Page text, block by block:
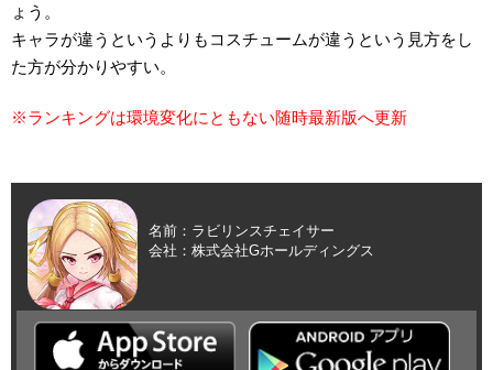
ょう。
キャラが違うというよりもコスチュームが違うという見方をし
た方が分かりやすい。
※ランキングは環境変化にともない随時最新版へ更新
名前：ラビリンスチェイサー
会社：株式会社Gホールディングス